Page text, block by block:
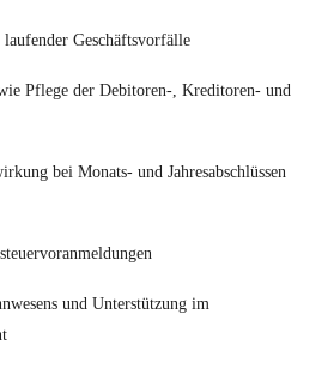
Geschäftsvorfälle
Pflege der Debitoren-, Kreditoren- und
bei Monats- und Jahresabschlüssen
und Unterstützung im